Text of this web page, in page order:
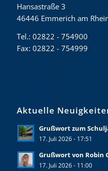
Hansastraße 3
46446 Emmerich am
Tel.: 02822 - 754900
Fax: 02822 - 754999
Aktuelle
Grußwort zum
17. Juli 2026 - 17:51
Grußwort von Robin
17. Juli 2026 - 11:00